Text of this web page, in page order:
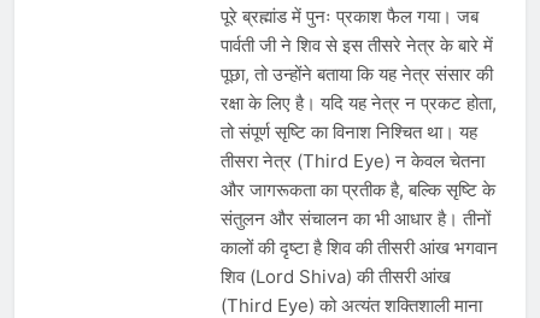
पूरे ब्रह्मांड में पुनः प्रकाश फैल गया। जब
पार्वती जी ने शिव से इस तीसरे नेत्र के बारे में
पूछा, तो उन्होंने बताया कि यह नेत्र संसार की
रक्षा के लिए है। यदि यह नेत्र न प्रकट होता,
तो संपूर्ण सृष्टि का विनाश निश्चित था। यह
तीसरा नेत्र (Third Eye) न केवल चेतना
और जागरूकता का प्रतीक है, बल्कि सृष्टि के
संतुलन और संचालन का भी आधार है। तीनों
कालों की दृष्टा है शिव की तीसरी आंख भगवान
शिव (Lord Shiva) की तीसरी आंख
(Third Eye) को अत्यंत शक्तिशाली माना